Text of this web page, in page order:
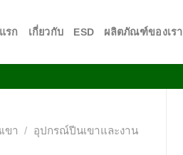
รก เกี่ยวกับ ESD ผลิตภัณฑ์ของเรา
ขา / อุปกรณ์ปีนเขาและงาน